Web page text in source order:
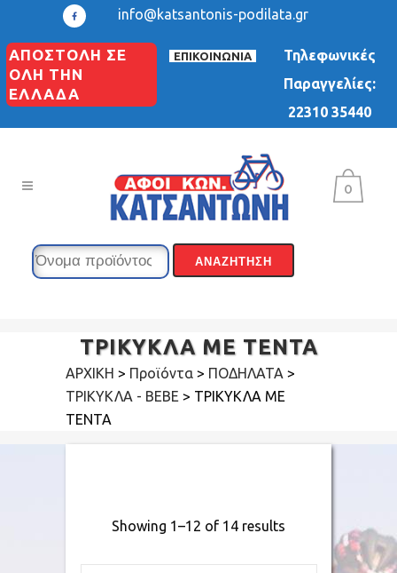
info@katsantonis-podilata.gr
ΑΠΟΣΤΟΛΗ ΣΕ
ΟΛΗ ΤΗΝ
ΕΛΛΑΔΑ
ΕΠΙΚΟΙΝΩΝΙΑ
Τηλεφωνικές
Παραγγελίες:
22310 35440
0
ΤΡΙΚΥΚΛΑ ΜΕ ΤΕΝΤΑ
ΑΡΧΙΚΗ > Προϊόντα > ΠΟΔΗΛΑΤΑ >
ΤΡΙΚΥΚΛΑ - BEBE > ΤΡΙΚΥΚΛΑ ΜΕ
ΤΕΝΤΑ
Showing 1–12 of 14 results